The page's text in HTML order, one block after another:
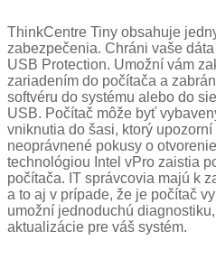
ThinkCentre Tiny obsahuje
zabezpečenia. Chráni vaše
USB Protection. Umožní vám
zariadením do počítača a
softvéru do systému alebo do
USB. Počítač môže byť
vniknutia do šasi, ktorý
neoprávnené pokusy o
technológiou Intel vPro zaistia
počítača. IT správcovia majú k
a to aj v prípade, že je počítač
umožní jednoduchú
aktualizácie pre váš systém.